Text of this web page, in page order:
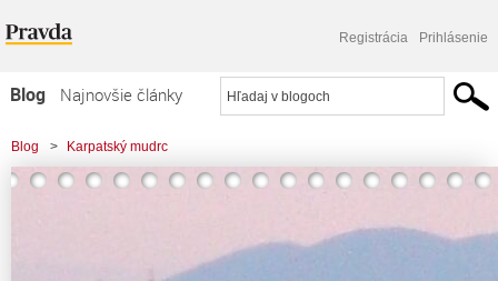
Registrácia Prihlásenie
Blog
Najnovšie články
Najčítanejšie články
Najkomentovanejšie články
Blog > Karpatský mudrc